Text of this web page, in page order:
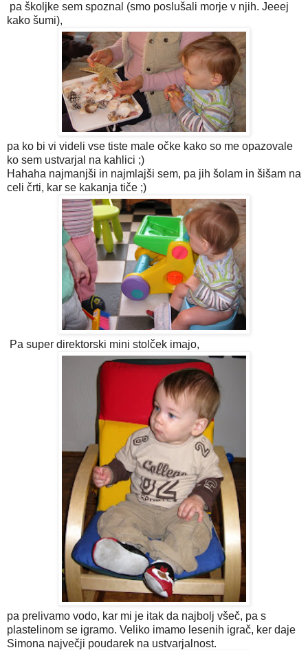
pa školjke sem spoznal (smo poslušali morje v njih. Jeeej
kako šumi),
pa ko bi vi videli vse tiste male očke kako so me opazovale
ko sem ustvarjal na kahlici ;)
Hahaha najmanjši in najmlajši sem, pa jih šolam in šišam na
celi črti, kar se kakanja tiče ;)
Pa super direktorski mini stolček imajo,
pa prelivamo vodo, kar mi je itak da najbolj všeč, pa s
plastelinom se igramo. Veliko imamo lesenih igrač, ker daje
Simona največji poudarek na ustvarjalnost.